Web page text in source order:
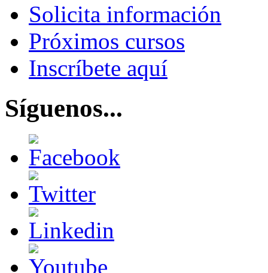
Solicita información
Próximos cursos
Inscríbete aquí
Síguenos...